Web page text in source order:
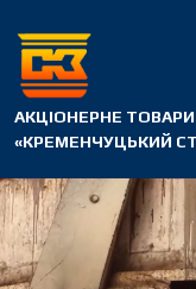
АКЦІОНЕРНЕ
«КРЕМЕНЧУЦЬКИЙ